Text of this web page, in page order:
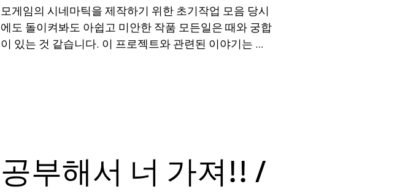
모게임의 시네마틱을 제작하기 위한 초기작업 모음 당시
에도 돌이켜봐도 아쉽고 미안한 작품 모든일은 때와 궁합
이 있는 것 같습니다. 이 프로젝트와 관련된 이야기는 한
공부해서 너 가져!! /